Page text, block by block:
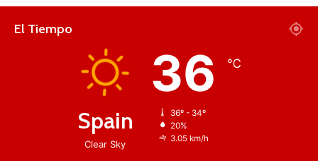
El Tiempo
Spain
Clear Sky
36 ℃
36º - 34º
20%
3.05 km/h